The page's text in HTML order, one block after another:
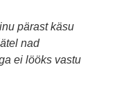
pärast käsu
nad
ei lööks vastu